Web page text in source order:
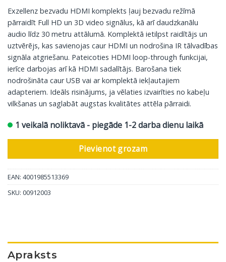
Exzellenz bezvadu HDMI komplekts ļauj bezvadu režīmā
pārraidīt Full HD un 3D video signālus, kā arī daudzkanālu
audio līdz 30 metru attālumā. Komplektā ietilpst raidītājs un
uztvērējs, kas savienojas caur HDMI un nodrošina IR tālvadības
signāla atgriešanu. Pateicoties HDMI loop-through funkcijai,
ierīce darbojas arī kā HDMI sadalītājs. Barošana tiek
nodrošināta caur USB vai ar komplektā iekļautajiem
adapteriem. Ideāls risinājums, ja vēlaties izvairīties no kabeļu
vilkšanas un saglabāt augstas kvalitātes attēla pārraidi.
1 veikalā noliktavā - piegāde 1-2 darba dienu laikā
Pievienot grozam
EAN: 4001985513369
SKU: 00912003
Apraksts